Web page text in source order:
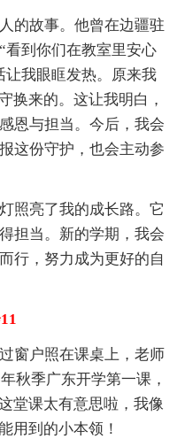
故事。他曾在边疆驻
看到你们在教室里安心
让我眼眶发热。原来我
换来的。这让我明白，
恩与担当。今后，我会
这份守护，也会主动参
亮了我的成长路。它
担当。新的学期，我会
行，努力成为更好的自
户照在课桌上，老师
秋季广东开学第一课，
堂课太有意思啦，我像
用到的小本领！